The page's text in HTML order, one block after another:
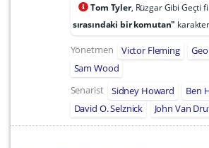
Tom Tyler, Rüzgar Gibi Geçti
sırasındaki bir komutan"
Yönetmen Victor Fleming
Sam Wood
Senarist
Sidney Howard
Ben
David O. Selznick
John Van